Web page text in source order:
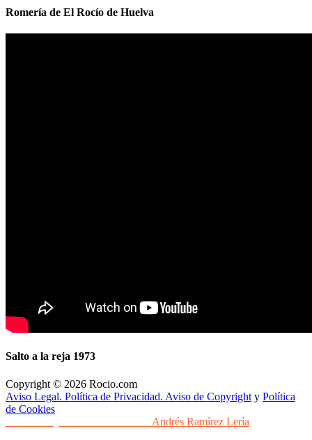
Romería de El Rocío de Huelva
Salto a la reja 1973
Copyright © 2026 Rocio.com
Aviso Legal. Política de Privacidad. Aviso de Copyright y Política
de Cookies
Andrés Ramírez Lería